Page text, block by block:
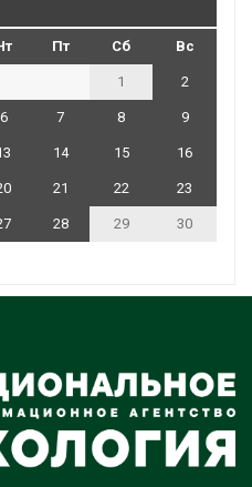
Пт Сб Вс
1 2
6 7 8 9
14 15 16
21 22 23
28 29
30